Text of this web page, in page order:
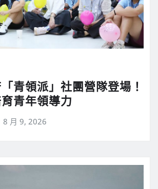
青領派」社團營隊登場！
青年領導力
8 月 9, 2026